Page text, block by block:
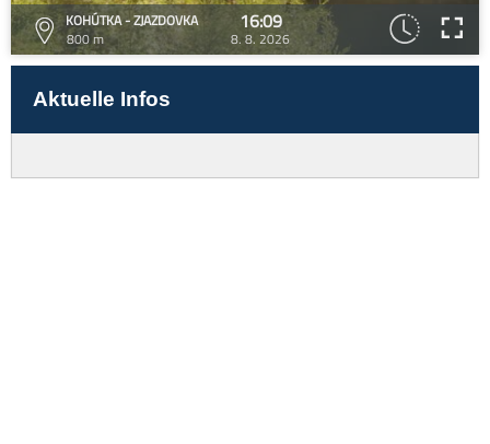
KOHÚTKA - ZJAZDOVKA
800 m
16:09
8. 8. 2026
Aktuelle Infos